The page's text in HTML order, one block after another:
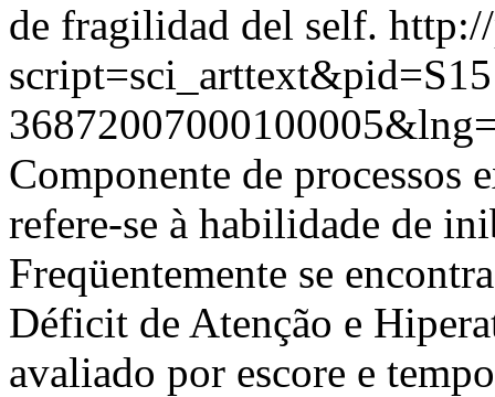
de fragilidad del self.
Componente de
refere-se à habilidade de
Freqüentemente se
Déficit de Atenção e
avaliado por escore e